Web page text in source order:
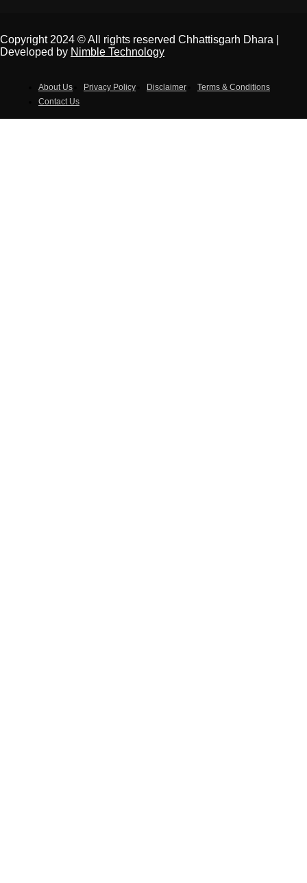
Copyright 2024 © All rights reserved Chhattisgarh Dhara |
Developed by Nimble Technology
About Us Privacy Policy Disclaimer
Terms & Conditions
Contact Us